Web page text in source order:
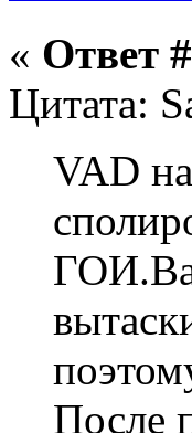
« Ответ
Цитата:
VAD
После